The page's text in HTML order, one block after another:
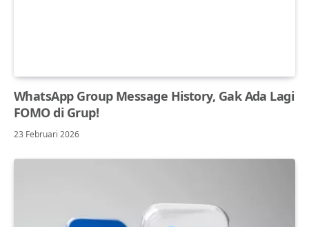
WhatsApp Group Message History, Gak Ada Lagi
FOMO di Grup!
23 Februari 2026